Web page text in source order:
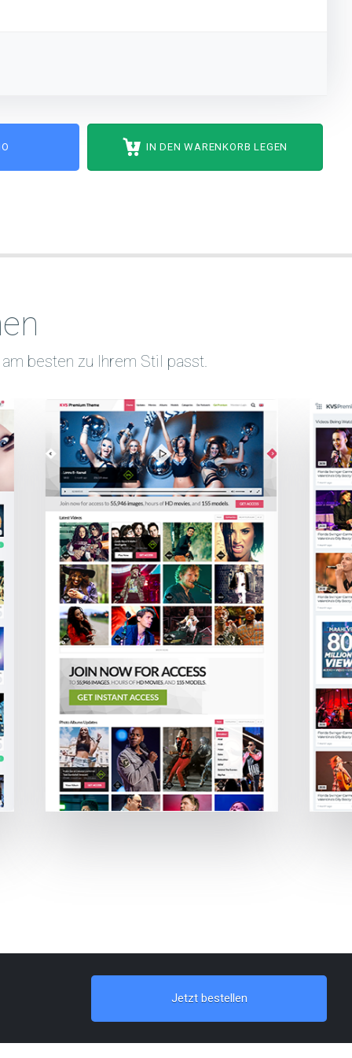
IN DEN WARENKORB LEGEN
besten zu Ihrem Stil passt.
Jetzt bestellen